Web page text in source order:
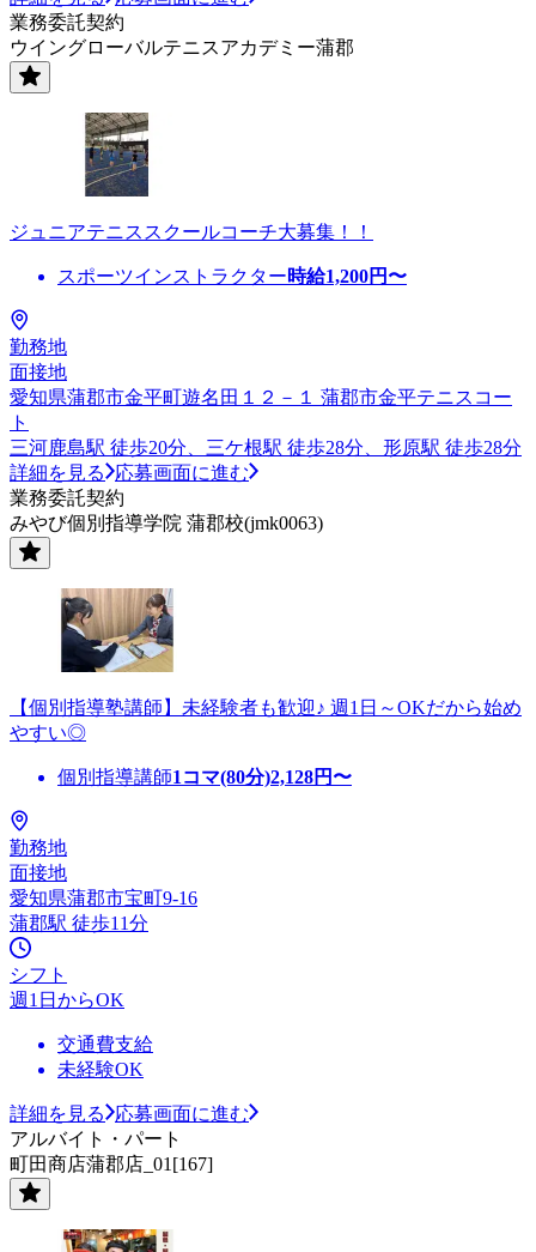
業務委託契約
ウイングローバルテニスアカデミー蒲郡
ジュニアテニススクールコーチ大募集！！
スポーツインストラクター時給1,200円〜
勤務地
面接地
愛知県蒲郡市金平町遊名田１２－１ 蒲郡市金平テニスコー
ト
三河鹿島駅 徒歩20分、三ケ根駅 徒歩28分、形原駅 徒歩28分
詳細を見る
応募画面に進む
業務委託契約
みやび個別指導学院 蒲郡校(jmk0063)
【個別指導塾講師】未経験者も歓迎♪ 週1日～OKだから始め
やすい◎
個別指導講師1コマ(80分)2,128円〜
勤務地
面接地
愛知県蒲郡市宝町9-16
蒲郡駅 徒歩11分
シフト
週1日からOK
交通費支給
未経験OK
詳細を見る
応募画面に進む
アルバイト・パート
町田商店蒲郡店_01[167]